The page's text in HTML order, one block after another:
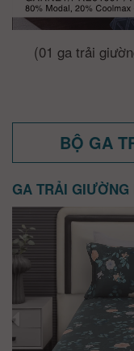
(01 ga trải
BỘ GA
GA TRẢI GIƯỜNG